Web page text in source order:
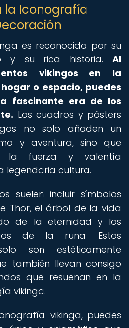
la Iconografía
es reconocida por su
y su rica historia. Al
vikingos en la
o espacio, puedes
fascinante era de los
Los cuadros y pósters
no solo añaden un
y aventura, sino que
la fuerza y valentía
legendaria cultura.
suelen incluir símbolos
Thor, el árbol de la vida
de la eternidad y los
de la runa. Estos
son estéticamente
también llevan consigo
que resuenan en la
vikinga.
vikinga, puedes